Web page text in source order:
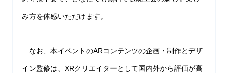
み方を体感いただけます。
なお、本イベントのARコンテンツの企画・制作とデザ
イン監修は、XRクリエイターとして国内外から評価が高